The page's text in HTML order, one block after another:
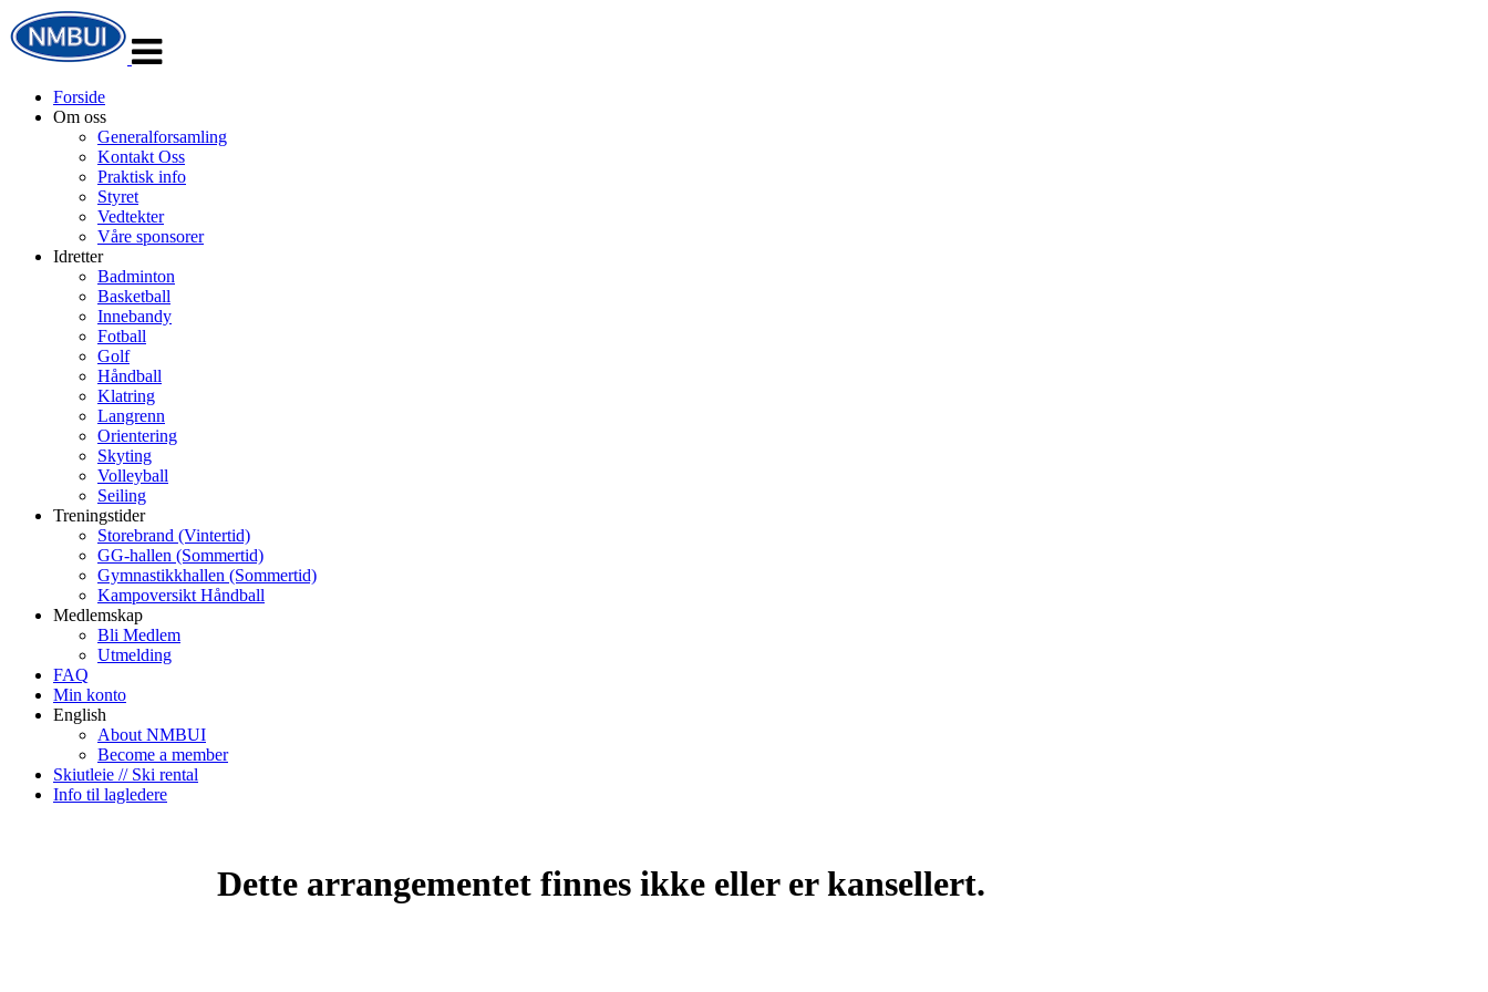
navigasjon
Forside
Om oss
Generalforsamling
Kontakt Oss
Praktisk info
Styret
Vedtekter
Våre sponsorer
Idretter
Badminton
Basketball
Innebandy
Fotball
Golf
Håndball
Klatring
Langrenn
Orientering
Skyting
Volleyball
Seiling
Treningstider
Storebrand (Vintertid)
GG-hallen (Sommertid)
Gymnastikkhallen (Sommertid)
Kampoversikt Håndball
Medlemskap
Bli Medlem
Utmelding
FAQ
Min konto
English
About NMBUI
Become a member
Skiutleie // Ski rental
Info til lagledere
Dette arrangementet finnes ikke eller er kansellert.